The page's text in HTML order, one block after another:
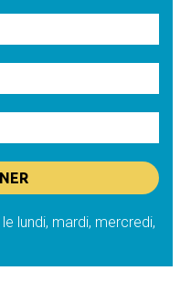
lundi, mardi, mercredi,